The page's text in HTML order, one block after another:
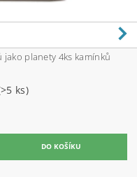
jako planety 4ks kamínků
ks)